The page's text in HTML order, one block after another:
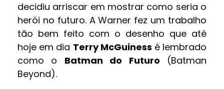
decidiu arriscar em mostrar como seria o
herói no futuro. A Warner fez um trabalho
tão bem feito com o desenho que até
hoje em dia Terry McGuiness é lembrado
como o Batman do Futuro (Batman
Beyond).